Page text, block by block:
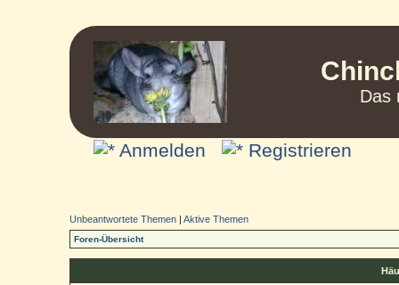
Das
Anmelden Registrieren
Unbeantwortete Themen |Aktive Themen
Foren-Übersicht